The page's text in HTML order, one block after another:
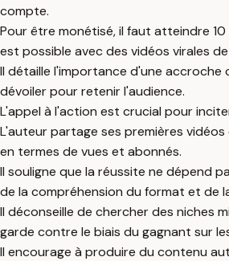
compte.
Pour être monétisé, il faut atteindre
est possible avec des vidéos virales
Il détaille l'importance d'une
dévoiler pour retenir l'audience.
L'appel à l'action est crucial pour
L'auteur partage ses premières
en termes de vues et abonnés.
Il souligne que la réussite ne dépend
de la compréhension du format et de
Il déconseille de chercher des niches
garde contre le biais du gagnant sur
Il encourage à produire du contenu